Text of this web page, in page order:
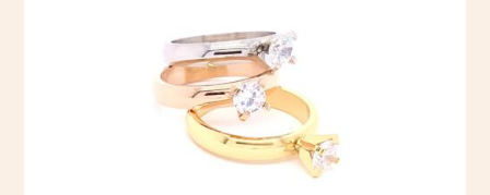
flera
varianter.
De
olika
alternativen